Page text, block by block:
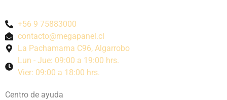
+56 9 75883000
contacto@megapanel.cl
La Pachamama C96, Algarrobo
Lun - Jue: 09:00 a 19:00 hrs.
Vier: 09:00 a 18:00 hrs.
Centro de ayuda